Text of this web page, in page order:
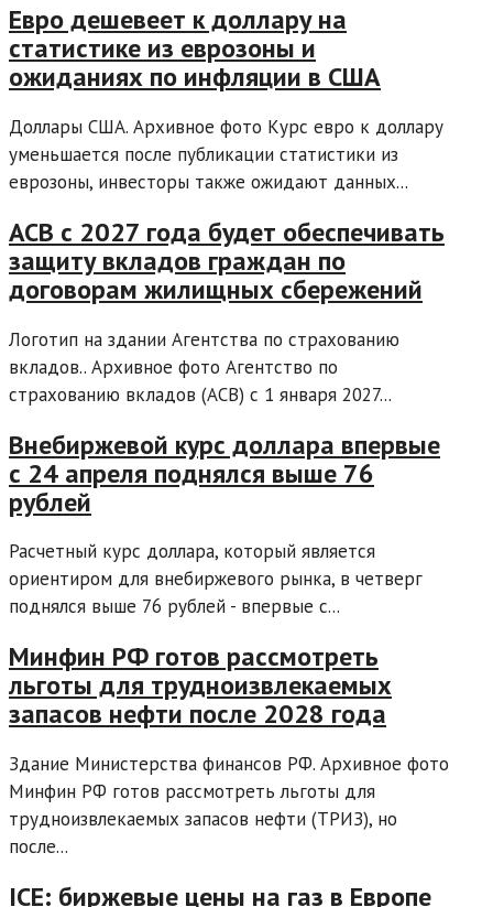
Евро дешевеет к доллару на
статистике из еврозоны и
ожиданиях по инфляции в США
Доллары США. Архивное фото Курс евро к доллару
уменьшается после публикации статистики из
еврозоны, инвесторы также ожидают данных...
АСВ с 2027 года будет обеспечивать
защиту вкладов граждан по
договорам жилищных сбережений
Логотип на здании Агентства по страхованию
вкладов.. Архивное фото Агентство по
страхованию вкладов (АСВ) с 1 января 2027...
Внебиржевой курс доллара впервые
с 24 апреля поднялся выше 76
рублей
Расчетный курс доллара, который является
ориентиром для внебиржевого рынка, в четверг
поднялся выше 76 рублей - впервые с...
Минфин РФ готов рассмотреть
льготы для трудноизвлекаемых
запасов нефти после 2028 года
Здание Министерства финансов РФ. Архивное фото
Минфин РФ готов рассмотреть льготы для
трудноизвлекаемых запасов нефти (ТРИЗ), но
после...
ICE: биржевые цены на газ в Европе